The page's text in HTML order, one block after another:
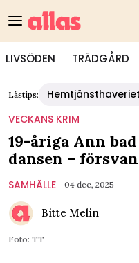
LIVSÖDEN TRÄDGÅRD
Lästips: Hemtjänsthaveriet
VECKANS KRIM
19-åriga Ann
dansen –
SAMHÄLLE 04 dec, 2025
Bitte Melin
Foto: TT